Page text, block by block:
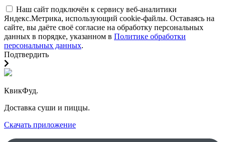
Наш сайт подключён к сервису веб-аналитики
Яндекс.Метрика, использующий cookie-файлы. Оставаясь на
сайте, вы даёте своё согласие на обработку персональных
данных в порядке, указанном в Политике обработки
персональных данных.
Подтвердить
КвикФуд.
Доставка суши и пиццы.
Скачать приложение